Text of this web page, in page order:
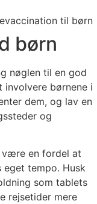
børn
nøglen til en god
involvere børnene i
dem, og lav en
og
en fordel at
eget tempo. Husk
som tablets
rejsetider mere